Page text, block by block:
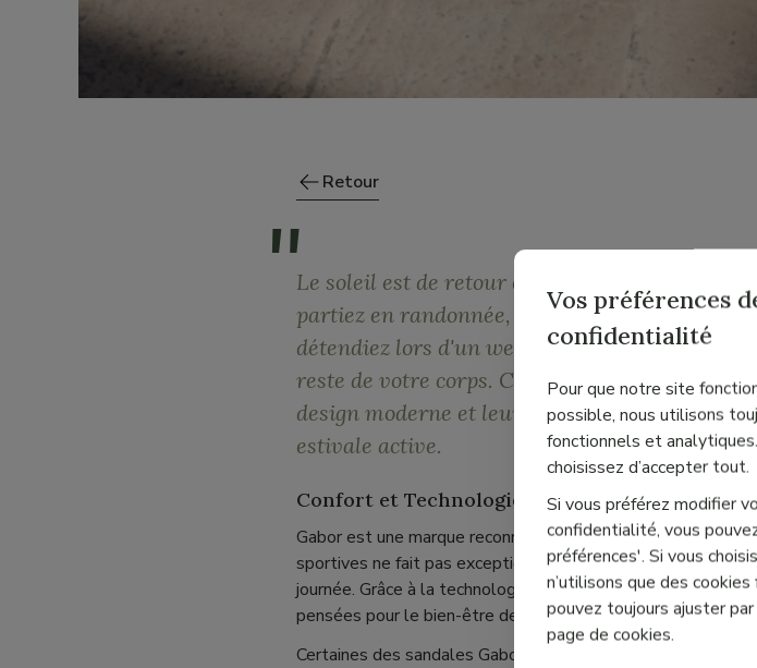
Retour
Le soleil est de retour et l’envie de profiter
partiez en randonnée, que vous fassiez une
détendiez lors d'un week-end estival, vos
reste de votre corps. C'est ici que les
design moderne et leur confort inégalé, ces
estivale active.
Confort et Technologie : Les Atouts de Gabor
Gabor est une marque reconnue pour la qualité et le
sportives ne fait pas exception. Chaque modèle a été
journée. Grâce à la technologie Gabor, vous bénéficiez de
pensées pour le bien-être de vos pieds.
Certaines des sandales Gabor sont équipées de
Vos préférences
confidentialité
Pour que notre site
possible, nous utilisons
fonctionnels et
choisissez d’accepter tout.
Si vous préférez modifier
confidentialité, vous
préférences'. Si vous
n’utilisons que des
pouvez toujours ajuster
page de cookies.